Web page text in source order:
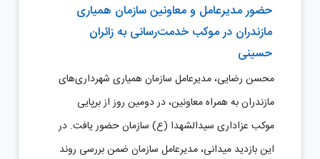
حضور مدیرعامل و معاونین سازمان همیاری
مازندران در موکب خدمت‌رسانی به زائران
حسینی
محسن رضایی، مدیرعامل سازمان همیاری شهرداری‌های
مازندران به همراه معاونین، در دومین روز از برپایی
موکب عزاداری سیدالشهدا (ع) سازمان حضور یافت. در
این بازدید میدانی، مدیرعامل سازمان ضمن بررسی روند